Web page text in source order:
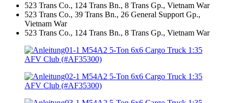
523 Trans Co., 124 Trans Bn., 8 Trans Gp., Vietnam War
523 Trans Co., 39 Trans Bn., 26 General Support Gp.,
Vietnam War
523 Trans Co., 124 Trans Bn., 8 Trans Gp., Vietnam War